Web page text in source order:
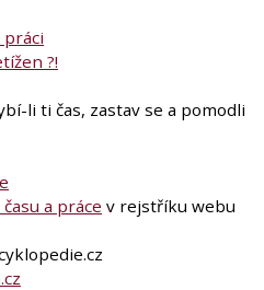
práci
?!
li ti čas, zastav se a pomodli
a práce v rejstříku webu